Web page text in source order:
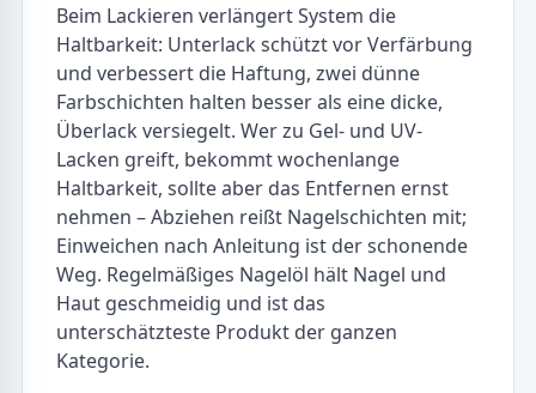
Beim Lackieren verlängert System die
Haltbarkeit: Unterlack schützt vor Verfärbung
und verbessert die Haftung, zwei dünne
Farbschichten halten besser als eine dicke,
Überlack versiegelt. Wer zu Gel- und UV-
Lacken greift, bekommt wochenlange
Haltbarkeit, sollte aber das Entfernen ernst
nehmen – Abziehen reißt Nagelschichten mit;
Einweichen nach Anleitung ist der schonende
Weg. Regelmäßiges Nagelöl hält Nagel und
Haut geschmeidig und ist das
unterschätzteste Produkt der ganzen
Kategorie.